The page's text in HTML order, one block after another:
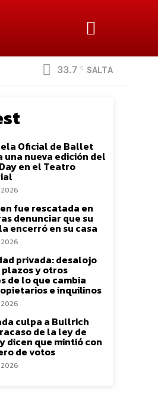
33.7 C SALTA
Oficial de Ballet
una nueva edición del
en el Teatro
fue rescatada en
denunciar que su
encerró en su casa
privada: desalojo
plazos y otros
de lo que cambia
e inquilinos
culpa a Bullrich
de la ley de
dicen que mintió con
de votos